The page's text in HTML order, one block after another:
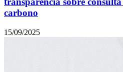
carbono
15/09/2025